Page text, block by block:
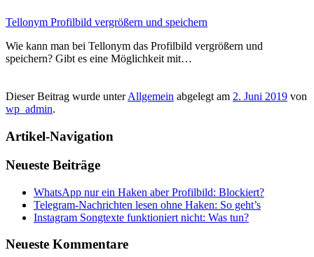
Tellonym Profilbild vergrößern und speichern
Wie kann man bei Tellonym das Profilbild vergrößern und
speichern? Gibt es eine Möglichkeit mit…
Dieser Beitrag wurde unterAllgemein abgelegt am 2. Juni 2019 von
wp_admin.
Artikel-Navigation
Neueste Beiträge
WhatsApp nur ein Haken aber Profilbild: Blockiert?
Telegram-Nachrichten lesen ohne Haken: So geht’s
Instagram Songtexte funktioniert nicht: Was tun?
Neueste Kommentare